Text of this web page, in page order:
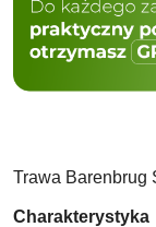
Trawa Barenbrug
Charakterystyka